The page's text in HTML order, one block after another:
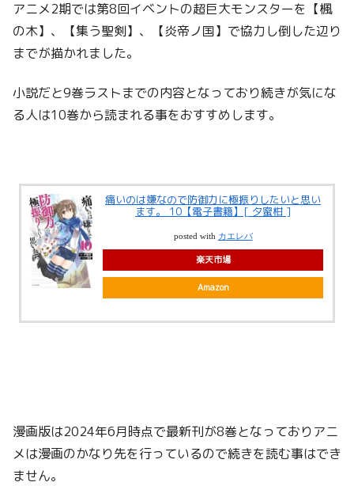
アニメ2期では第8回イベントの超巨大モンスターを【楓
の木】、【集う聖剣】、【炎帝ノ国】で協力し倒した辺り
までが描かれました。
小説だと9巻ラストまでの内容となっており続きが気にな
る人は10巻から読まれる事をおすすめします。
痛いのは嫌なので防御力に極振りしたいと思い
ます。 10【電子書籍】[ 夕蜜柑 ]
posted with カエレバ
楽天市場
Amazon
漫画版は2024年6月時点で最新刊が8巻となっておりアニ
メは漫画のかなり先を行っているので続きを読む事はでき
ません。